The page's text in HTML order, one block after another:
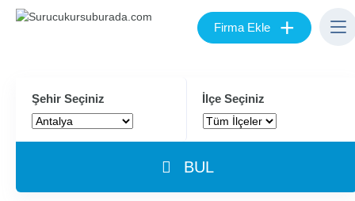
Firma Ekle +
Şehir Seçiniz İlçe Seçiniz
BUL